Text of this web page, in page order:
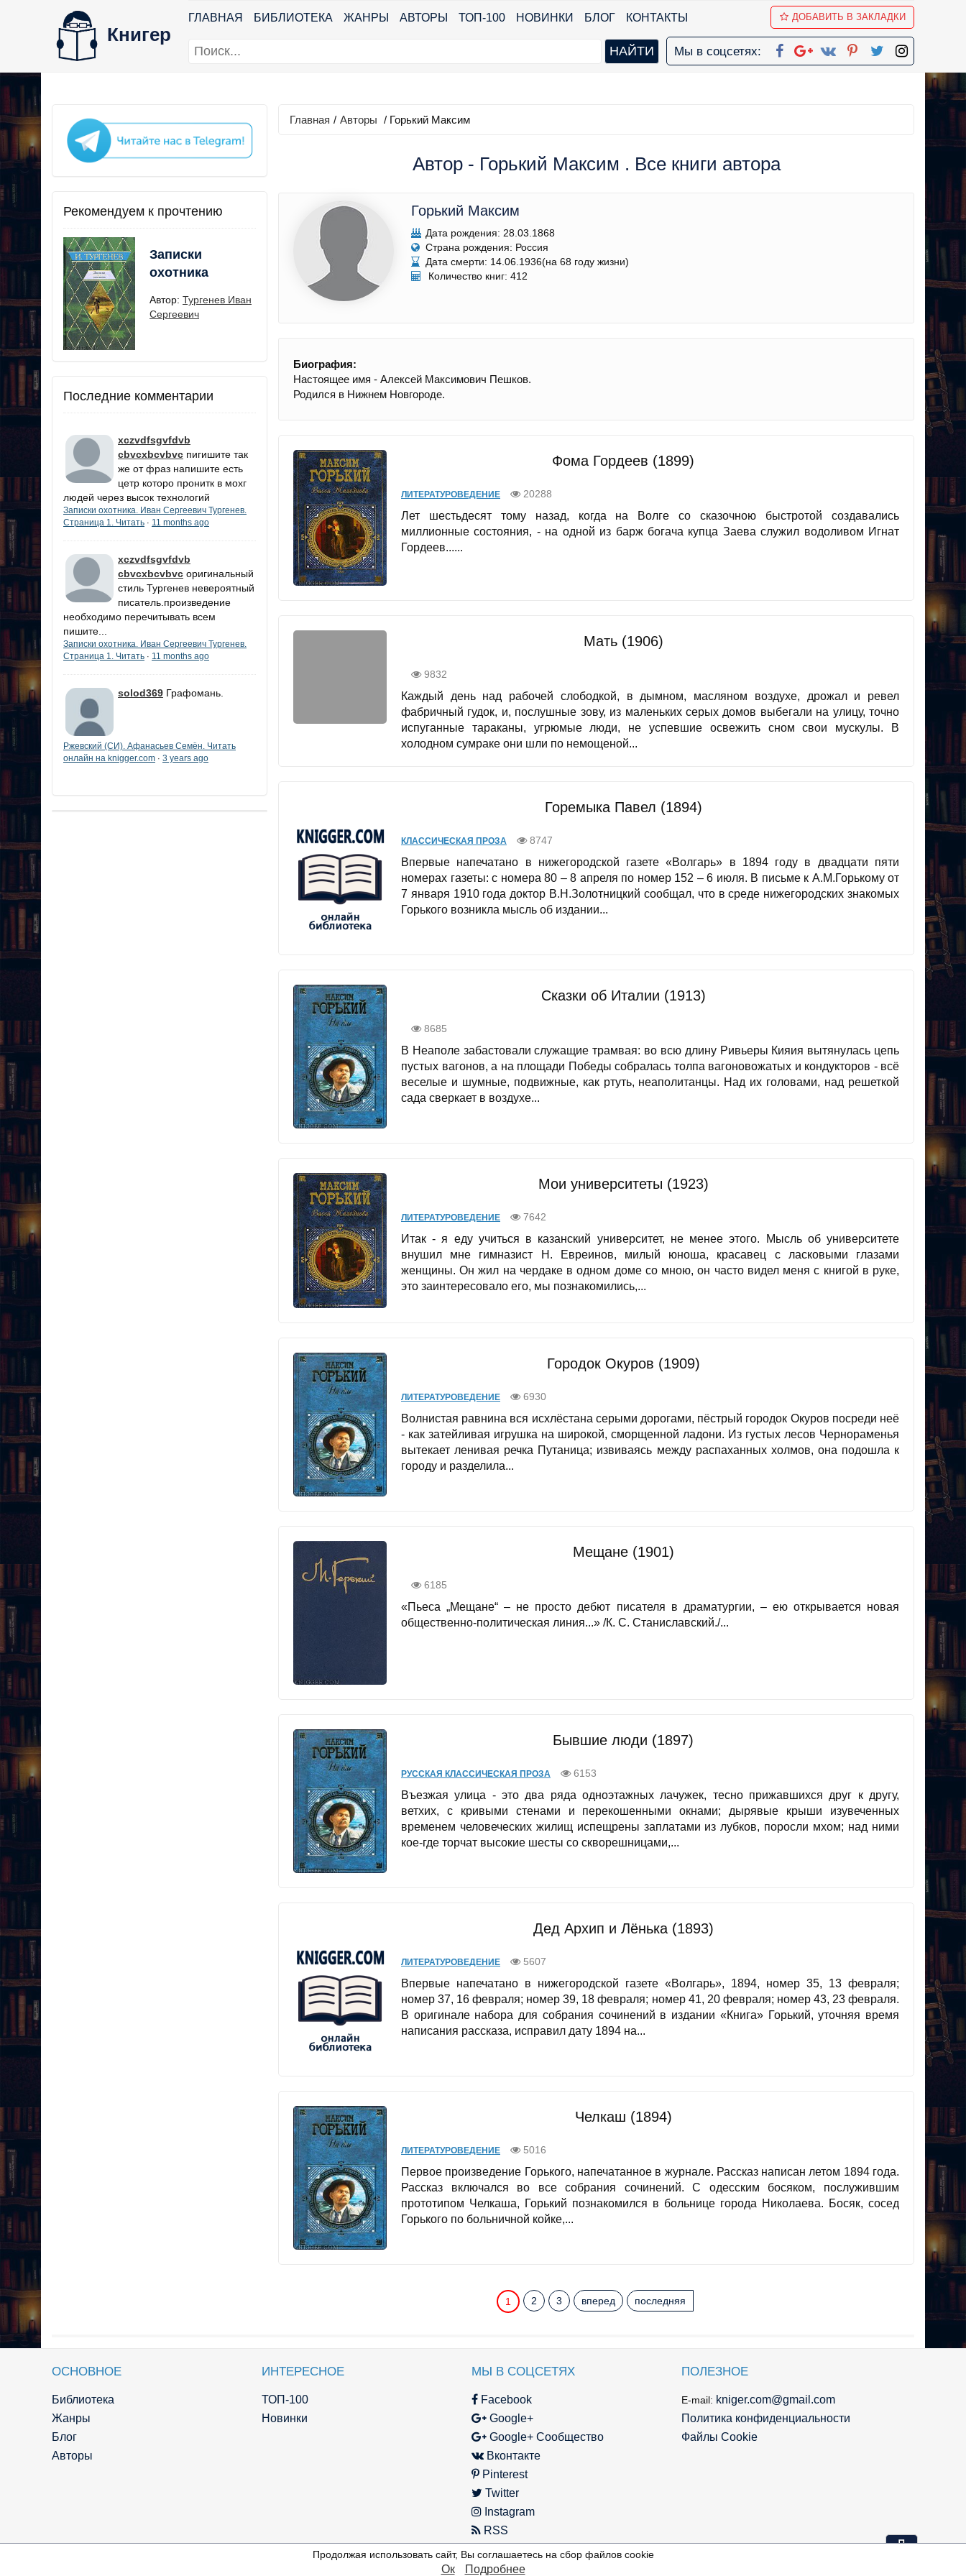
Книгер
ГЛАВНАЯ БИБЛИОТЕКА ЖАНРЫ АВТОРЫ ТОП-100 НОВИНКИ БЛОГ КОНТАКТЫ ДОБАВИТЬ В ЗАКЛАДКИ
Мы в соцсетях:
Рекомендуем к прочтению
Записки
охотника
Автор: Тургенев Иван
Сергеевич
Последние комментарии
xczvdfsgvfdvb
cbvcxbcvbvc пигишите так
же от фраз напишите есть
цетр которо пронитк в мохг
людей через высок технологий
Записки охотника. Иван Сергеевич Тургенев.
Страница 1. Читать · 11 months ago
xczvdfsgvfdvb
cbvcxbcvbvc оригинальный
стиль Тургенев невероятный
писатель.произведение
необходимо перечитывать всем
пишите...
Записки охотника. Иван Сергеевич Тургенев.
Страница 1. Читать · 11 months ago
solod369 Графомань.
Ржевский (СИ). Афанасьев Семён. Читать
онлайн на knigger.com · 3 years ago
Главная / Авторы / Горький Максим
Автор - Горький Максим . Все книги автора
Горький Максим
Дата рождения: 28.03.1868
Страна рождения: Россия
Дата смерти: 14.06.1936(на 68 году жизни)
Количество книг: 412
Биография:
Настоящее имя - Алексей Максимович Пешков.
Родился в Нижнем Новгороде.
Фома Гордеев (1899)
ЛИТЕРАТУРОВЕДЕНИЕ 20288
Лет шестьдесят тому назад, когда на Волге со сказочною быстротой создавалиcь
миллионные состояния, - на одной из барж богача купца Заева служил водоливом Игнат
Гордеев......
Мать (1906)
9832
Каждый день над рабочей слободкой, в дымном, масляном воздухе, дрожал и ревел
фабричный гудок, и, послушные зову, из маленьких серых домов выбегали на улицу, точно
испуганные тараканы, угрюмые люди, не успевшие освежить сном свои мускулы. В
холодном сумраке они шли по немощеной...
Горемыка Павел (1894)
КЛАССИЧЕСКАЯ ПРОЗА 8747
Впервые напечатано в нижегородской газете «Волгарь» в 1894 году в двадцати пяти
номерах газеты: с номера 80 – 8 апреля по номер 152 – 6 июля. В письме к А.М.Горькому от
7 января 1910 года доктор В.Н.Золотницкий сообщал, что в среде нижегородских знакомых
Горького возникла мысль об издании...
Сказки об Италии (1913)
8685
В Неаполе забастовали служащие трамвая: во всю длину Ривьеры Кияия вытянулась цепь
пустых вагонов, а на площади Победы собралась толпа вагоновожатых и кондукторов - всё
веселые и шумные, подвижные, как ртуть, неаполитанцы. Над их головами, над решеткой
сада сверкает в воздухе...
Мои университеты (1923)
ЛИТЕРАТУРОВЕДЕНИЕ 7642
Итак - я еду учиться в казанский университет, не менее этого. Мысль об университете
внушил мне гимназист Н. Евреинов, милый юноша, красавец с ласковыми глазами
женщины. Он жил на чердаке в одном доме со мною, он часто видел меня с книгой в руке,
это заинтересовало его, мы познакомились,...
Городок Окуров (1909)
ЛИТЕРАТУРОВЕДЕНИЕ 6930
Волнистая равнина вся исхлёстана серыми дорогами, пёстрый городок Окуров посреди неё
- как затейливая игрушка на широкой, сморщенной ладони. Из густых лесов Чернораменья
вытекает ленивая речка Путаница; извиваясь между распаханных холмов, она подошла к
городу и разделила...
Мещане (1901)
6185
«Пьеса „Мещане“ – не просто дебют писателя в драматургии, – ею открывается новая
общественно-политическая линия...» /К. С. Станиславский./...
Бывшие люди (1897)
РУССКАЯ КЛАССИЧЕСКАЯ ПРОЗА 6153
Въезжая улица - это два ряда одноэтажных лачужек, тесно прижавшихся друг к другу,
ветхих, с кривыми стенами и перекошенными окнами; дырявые крыши изувеченных
временем человеческих жилищ испещрены заплатами из лубков, поросли мхом; над ними
кое-где торчат высокие шесты со скворешницами,...
Дед Архип и Лёнька (1893)
ЛИТЕРАТУРОВЕДЕНИЕ 5607
Впервые напечатано в нижегородской газете «Волгарь», 1894, номер 35, 13 февраля;
номер 37, 16 февраля; номер 39, 18 февраля; номер 41, 20 февраля; номер 43, 23 февраля.
В оригинале набора для собрания сочинений в издании «Книга» Горький, уточняя время
написания рассказа, исправил дату 1894 на...
Челкаш (1894)
ЛИТЕРАТУРОВЕДЕНИЕ 5016
Первое произведение Горького, напечатанное в журнале. Рассказ написан летом 1894 года.
Рассказ включался во все собрания сочинений. С одесским босяком, послужившим
прототипом Челкаша, Горький познакомился в больнице города Николаева. Босяк, сосед
Горького по больничной койке,...
1 2 3 вперед последняя
⇩
ОСНОВНОЕ
Библиотека
Жанры
Блог
Авторы
ИНТЕРЕСНОЕ
ТОП-100
Новинки
МЫ В СОЦСЕТЯХ
Facebook
Google+
Google+ Сообщество
Вконтакте
Pinterest
Twitter
Instagram
RSS
ПОЛЕЗНОЕ
E-mail: kniger.com@gmail.com
Политика конфиденциальности
Файлы Cookie
Продолжая использовать сайт, Вы соглашаетесь на сбор файлов cookie
Ок Подробнее